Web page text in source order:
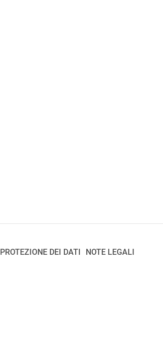
PROTEZIONE DEI DATI NOTE LEGALI